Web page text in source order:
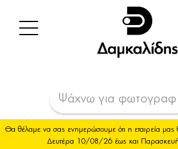
Θα θέλαμε να σας ενημερώσουμε ότι η εταιρεία μας
Δευτέρα 10/08/26 έως και